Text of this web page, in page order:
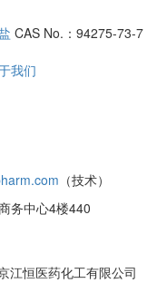
CAS No.：94275-73-7
我们
（技术）
务中心4楼440
江恒医药化工有限公司